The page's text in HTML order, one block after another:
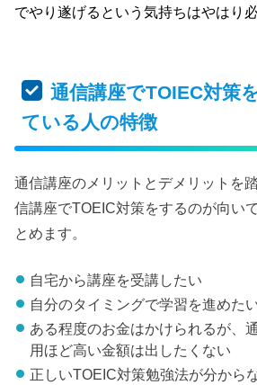
でやり遂げるという気持ちはやはり
通信講座でTOIEC対策
ている人の特徴
通信講座のメリットとデメリットを
信講座でTOEIC対策をするのが向い
とめます。
自宅から講座を受講したい
自分のタイミングで学習を進めた
ある程度のお金はかけられるが、
用ほど高い金額は出したくない
正しいTOEIC対策勉強法が分から